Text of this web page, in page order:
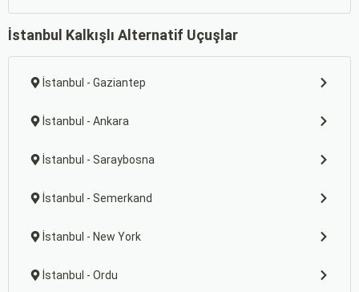
İstanbul Kalkışlı Alternatif Uçuşlar
İstanbul - Gaziantep
İstanbul - Ankara
İstanbul - Saraybosna
İstanbul - Semerkand
İstanbul - New York
İstanbul - Ordu